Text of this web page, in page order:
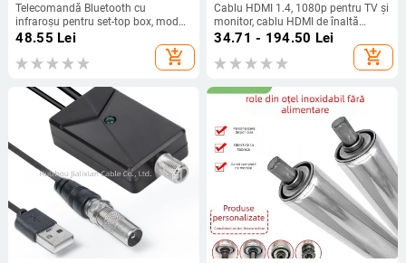
Telecomandă Bluetooth cu
infraroșu pentru set-top box, mod
dual, pentru H96MAXH728
48.55 Lei
add_shopping_cart
Cablu HDMI 1.4, 1080p pentru TV și
monitor, cablu HDMI de înaltă
definiție, lungime 1,5 m
34.71 - 194.50 Lei
add_shopping_cart